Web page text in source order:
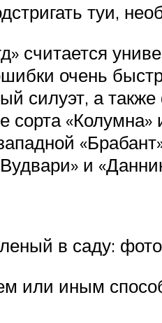
туи,
считается
очень
силуэт, а
сорта «Колумна»
и
в саду:
или иным